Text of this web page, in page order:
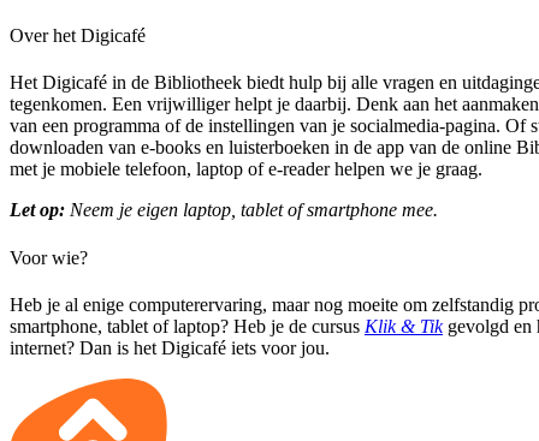
Over het Digicafé
Het Digicafé in de Bibliotheek biedt hulp bij alle vragen en
tegenkomen. Een vrijwilliger helpt je daarbij. Denk aan het
van een programma of de instellingen van je socialmedia-pagina. Of
downloaden van e-books en luisterboeken in de app van de online
met je mobiele telefoon, laptop of e-reader helpen we je graag.
Let op: Neem je eigen laptop, tablet of smartphone mee.
Voor wie?
Heb je al enige computerervaring, maar nog moeite om zelfstandig
smartphone, tablet of laptop? Heb je de cursus Klik & Tikgevolgd en
internet? Dan is het Digicafé iets voor jou.